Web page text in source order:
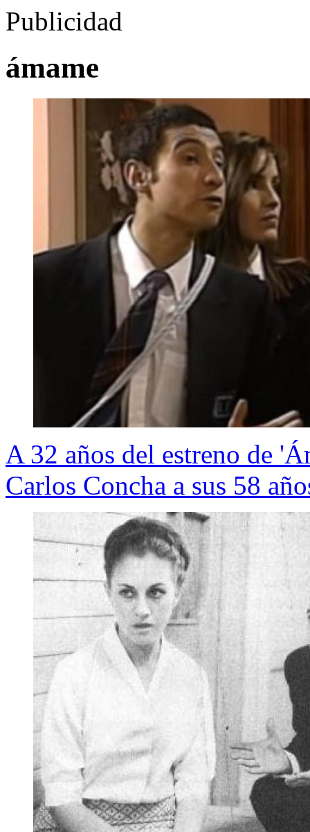
Publicidad
ámame
A 32 años del estreno de
Carlos Concha a sus 58